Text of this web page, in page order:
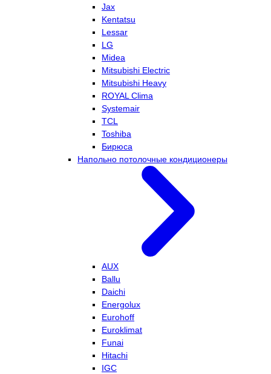
Jax
Kentatsu
Lessar
LG
Midea
Mitsubishi Electric
Mitsubishi Heavy
ROYAL Clima
Systemair
TCL
Toshiba
Бирюса
Напольно потолочные кондиционеры
AUX
Ballu
Daichi
Energolux
Eurohoff
Euroklimat
Funai
Hitachi
IGC